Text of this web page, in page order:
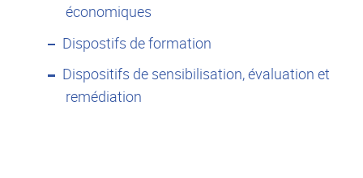
économiques
Dispostifs de formation
Dispositifs de sensibilisation, évaluation et
remédiation